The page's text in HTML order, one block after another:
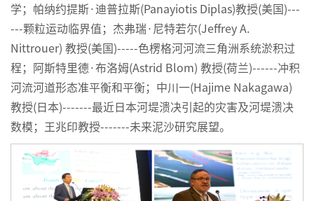
学；帕纳约提斯·迪普拉斯(Panayiotis Diplas)教授(美国)---
---颗粒运动临界值；杰弗瑞·尼特若尔(Jeffrey A.
Nittrouer) 教授(美国)-----色楞格河河流三角洲系统淤积过
程；阿斯特里德·布洛姆(Astrid Blom) 教授(荷兰)------冲积
河流河道形态准平衡和平衡；中川一(Hajime Nakagawa)
教授(日本)-------最近日本河堤溃决引起的灾害及河堤溃决
数模；王兆印教授-------未来泥沙研究展望。